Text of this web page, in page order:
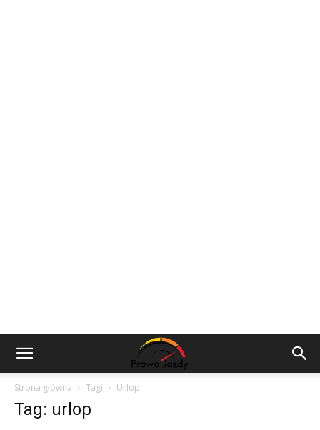
Strona główna Tagi Urlop
Tag: urlop